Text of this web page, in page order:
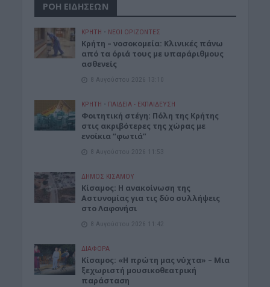
ΡΟΗ ΕΙΔΗΣΕΩΝ
ΚΡΗΤΗ • ΝΕΟΙ ΟΡΙΖΟΝΤΕΣ
Κρήτη – νοσοκομεία: Κλινικές πάνω
από τα όριά τους με υπαράριθμους
ασθενείς
8 Αυγούστου 2026 13:10
ΚΡΗΤΗ • ΠΑΙΔΕΙΑ - ΕΚΠΑΙΔΕΥΣΗ
Φοιτητική στέγη: Πόλη της Κρήτης
στις ακριβότερες της χώρας με
ενοίκια “φωτιά”
8 Αυγούστου 2026 11:53
ΔΉΜΟΣ ΚΙΣΆΜΟΥ
Κίσαμος: Η ανακοίνωση της
Αστυνομίας για τις δύο συλλήψεις
στο Λαφονήσι
8 Αυγούστου 2026 11:42
ΔΙΆΦΟΡΑ
Κίσαμος: «Η πρώτη μας νύχτα» – Μια
ξεχωριστή μουσικοθεατρική
παράσταση